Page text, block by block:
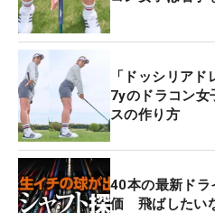
「ドッシリア
7yのドラコン女
スの作り方
40本の最新ドラ
価 飛ばしたい